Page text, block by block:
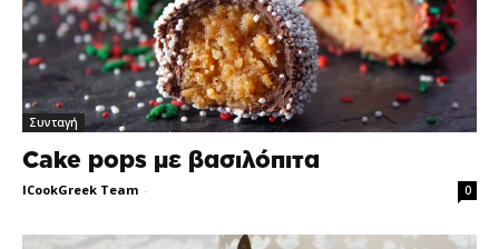
Συνταγή
Cake pops με βασιλόπιτα
ICookGreek Team - 0